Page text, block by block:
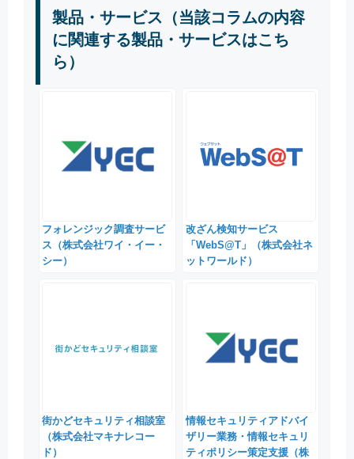
製品・サービス（当該コラムの内容
に関連する製品・サービスはこち
ら）
フォレンジック調査サービ
ス（株式会社ワイ・イー・
シー）
改ざん検知サービス
「WebS@T」（株式会社ネ
ットワールド）
街かどセキュリティ相談室
（株式会社マキナレコー
ド）
情報セキュリティアドバイ
ザリー業務・情報セキュリ
ティポリシー策定支援（株